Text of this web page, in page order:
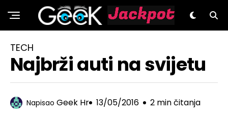
GeeK.hr
TECH
Najbrži auti na svijetu
Napisao Geek Hr 13/05/2016 2 min čitanja